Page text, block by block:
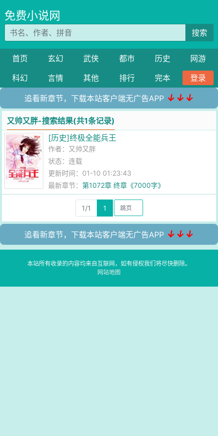
免费小说网
搜索
首页 玄幻 武侠 都市 历史
网游
科幻
言情 其他 排行 完本 登录
追看新章节，下载本站客户端无广告APP ↓↓↓
又帅又胖-搜索结果(共1条记录)
[历史]终极全能兵王
作者： 又帅又胖
状态：连载
更新时间：01-10 01:23:43
最新章节：第1072章 终章《7000字》
1/1 1
追看新章节，下载本站客户端无广告APP ↓↓↓
本站所有收录的内容均来自互联网，如有侵权我们将尽快删除。
网站地图